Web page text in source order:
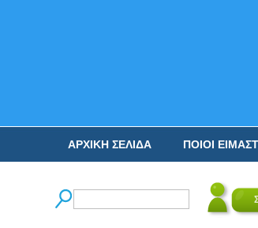
ΠΟΙΟΙ
ΑΡΧΙΚΗ ΣΕΛΙΔΑ